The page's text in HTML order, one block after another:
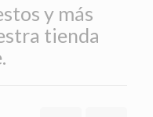
y más
tienda